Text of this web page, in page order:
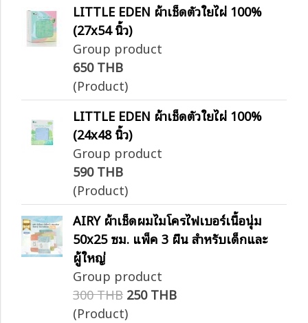
LITTLE EDEN ผ้าเช็ดตัวใยไผ่ 100%
(27x54 นิ้ว)
Group product
650 THB
(Product)
LITTLE EDEN ผ้าเช็ดตัวใยไผ่ 100%
(24x48 นิ้ว)
Group product
590 THB
(Product)
AIRY ผ้าเช็ดผมไมโครไฟเบอร์เนื้อนุ่ม
50x25 ซม. แพ็ค 3 ผืน สำหรับเด็กและ
ผู้ใหญ่
Group product
300 THB 250 THB
(Product)